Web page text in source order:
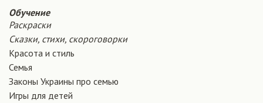
Обучение
Раскраски
Сказки, стихи, скороговорки
Красота и стиль
Семья
Законы Украины про семью
Игры для детей